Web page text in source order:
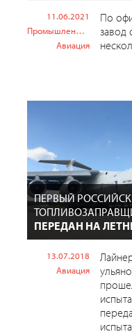
11.06.2021
Промышленность
Авиация
По
завод
ПЕРВЫЙ
ПЕРЕДАН НА
13.07.2018
Авиация